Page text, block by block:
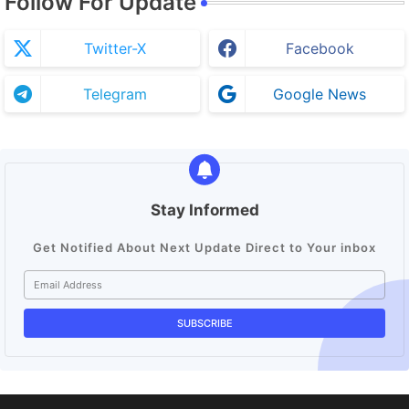
Twitter-X Facebook
Telegram Google News
Stay Informed
Get Notified About Next Update Direct to Your inbox